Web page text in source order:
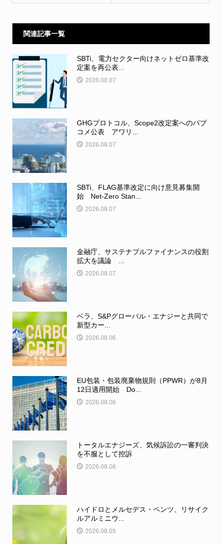
関連記事一覧
SBTi、電力セクター向けネットゼロ基準改
定案を再公表...
2026.08.07
GHGプロトコル、Scope2改定案へのパブ
コメ公表 アワリ...
2026.08.07
SBTi、FLAG基準改定に向け意見募集開
始 Net-Zero Stan...
2026.08.07
金融庁、サステナブルファイナンスの役割
拡大を議論 ...
2026.08.07
ベラ、S&Pグローバル・エナジーと共同で
新型カー...
2026.08.06
EU包装・包装廃棄物規則（PPWR）が8月
12日適用開始 Do...
2026.08.06
トータルエナジーズ、気候訴訟の一審判決
を不服として控訴
2026.08.06
ハイドロとメルセデス・ベンツ、リサイク
ルアルミニウ...
2026.08.05